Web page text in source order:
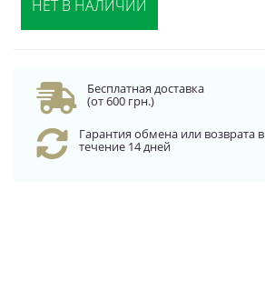
НЕТ В НАЛИЧИИ
Бесплатная доставка
(от 600 грн.)
Гарантия обмена или возврата в
течение 14 дней